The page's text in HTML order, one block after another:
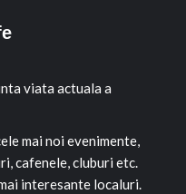
viata actuala a
mai noi evenimente,
cafenele, cluburi etc.
interesante localuri.